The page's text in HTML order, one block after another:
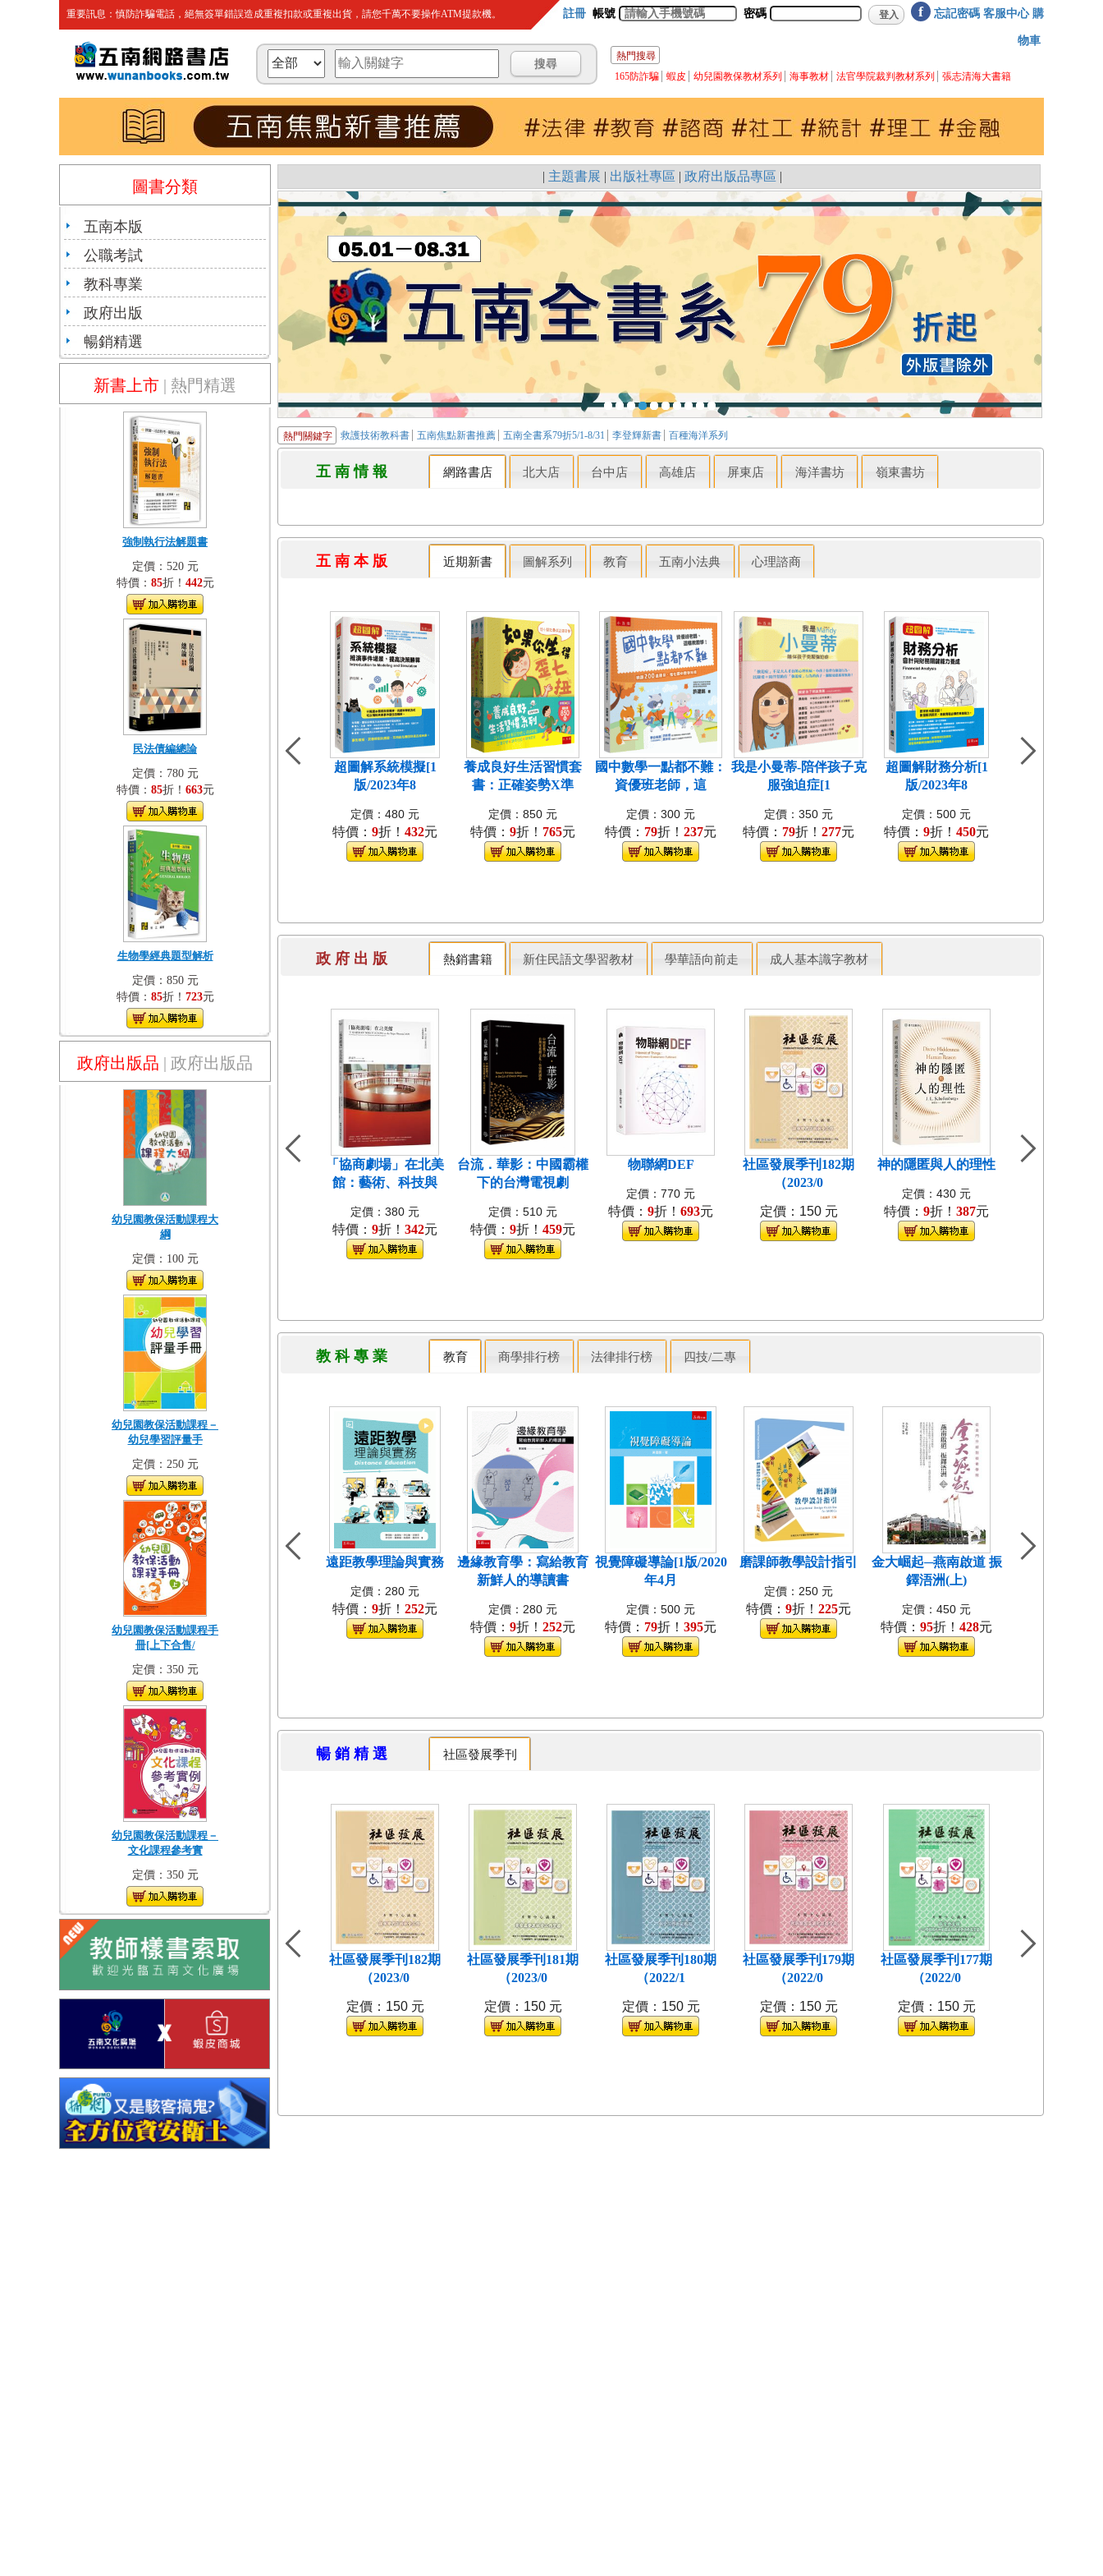
重要訊息：慎防詐騙電話，絕無簽單錯誤造成重複扣款或重複出貨，請您千萬不要操作ATM提款機。 註冊 帳號 密碼 f 忘記密碼 客服中心 購
物車
熱門搜尋
165防詐騙
蝦皮 幼兒園教保教材系列 海事教材 法官學院裁判教材系列 張志清海大書籍
圖書分類
五南本版
公職考試
教科專業
政府出版
暢銷精選
新書上市 | 熱門精選
強制執行法解題書
定價：520 元
特價： 85折！ 442元
民法債編總論
定價：780 元
特價： 85折！ 663元
生物學經典題型解析
定價：850 元
特價： 85折！ 723元
政府出版品 | 政府出版品
幼兒園教保活動課程大
綱
定價：100 元
幼兒園教保活動課程－
幼兒學習評量手
定價：250 元
幼兒園教保活動課程手
冊[上下合售/
定價：350 元
幼兒園教保活動課程－
文化課程參考實
定價：350 元
| 主題書展 | 出版社專區 | 政府出版品專區 |
熱門關鍵字 救護技術教科書 五南焦點新書推薦 五南全書系79折5/1-8/31 李登輝新書 百種海洋系列
五 南 情 報 網路書店 北大店 台中店 高雄店 屏東店 海洋書坊 嶺東書坊
五 南 本 版 近期新書 圖解系列 教育 五南小法典 心理諮商
超圖解系統模擬[1
版/2023年8
定價：480 元
特價： 9折！ 432元
養成良好生活習慣套
書：正確姿勢X準
定價：850 元
特價： 9折！ 765元
國中數學一點都不難：
資優班老師，這
定價：300 元
特價： 79折！ 237元
我是小曼蒂-陪伴孩子克
服強迫症[1
定價：350 元
特價： 79折！ 277元
超圖解財務分析[1
版/2023年8
定價：500 元
特價： 9折！ 450元
圖解中醫藥
政 府 出 版 熱銷書籍 新住民語文學習教材 學華語向前走 成人基本識字教材
「協商劇場」在北美
館：藝術、科技與
定價：380 元
特價： 9折！ 342元
台流．華影：中國霸權
下的台灣電視劇
定價：510 元
特價： 9折！ 459元
物聯網DEF
定價：770 元
特價： 9折！ 693元
社區發展季刊182期
（2023/0
定價：150 元
神的隱匿與人的理性
定價：430 元
特價： 9折！ 387元
島嶼食紀[3本不
教 科 專 業 教育 商學排行榜 法律排行榜 四技/二專
遠距教學理論與實務
定價：280 元
特價： 9折！ 252元
邊緣教育學：寫給教育
新鮮人的導讀書
定價：280 元
特價： 9折！ 252元
視覺障礙導論[1版/2020
年4月
定價：500 元
特價： 79折！ 395元
磨課師教學設計指引
定價：250 元
特價： 9折！ 225元
金大崛起─燕南啟道 振
鐸浯洲(上)
定價：450 元
特價： 95折！ 428元
中國近代教會
暢 銷 精 選 社區發展季刊
社區發展季刊182期
（2023/0
定價：150 元
社區發展季刊181期
（2023/0
定價：150 元
社區發展季刊180期
（2022/1
定價：150 元
社區發展季刊179期
（2022/0
定價：150 元
社區發展季刊177期
（2022/0
定價：150 元
社區發展季刊